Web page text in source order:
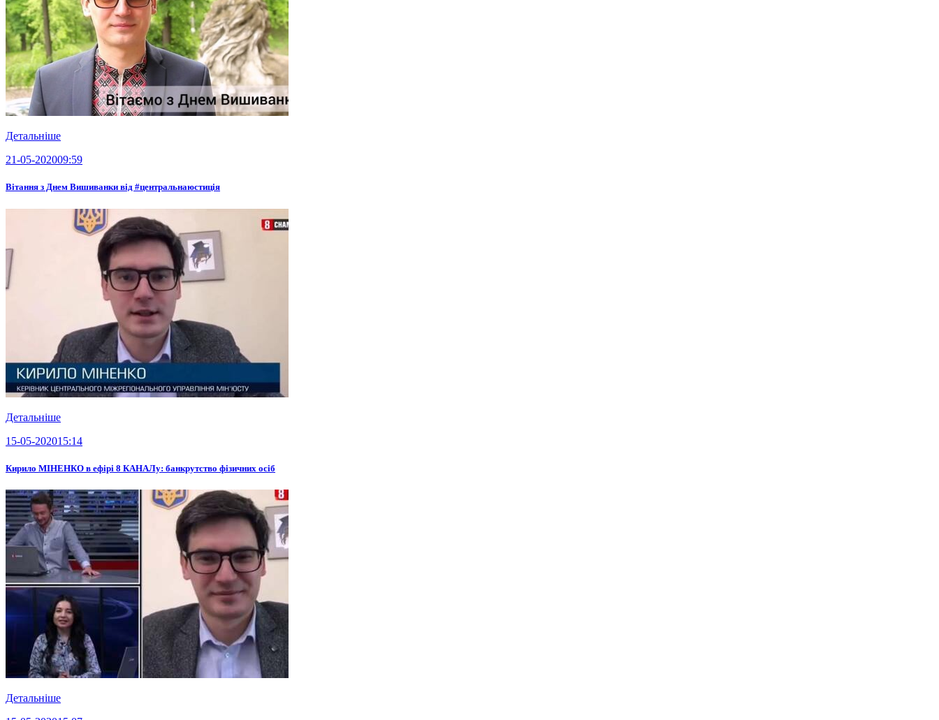
Детальніше
21-05-202009:59
Вітання з Днем Вишиванки від #центральнаюстиція
Детальніше
15-05-202015:14
Кирило МІНЕНКО в ефірі 8 КАНАЛу: банкрутство фізичних осіб
Детальніше